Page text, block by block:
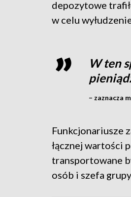
depozytowe
w celu
W ten
– zaznacza
Funkcjonariusze
łącznej wartości
transportowane
osób i szefa